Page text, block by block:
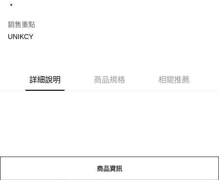
每筆NT$100，滿NT$799(含以上)免運費
銷售重點
UNIKCY
詳細說明 商品規格 相關推薦
商品資訊